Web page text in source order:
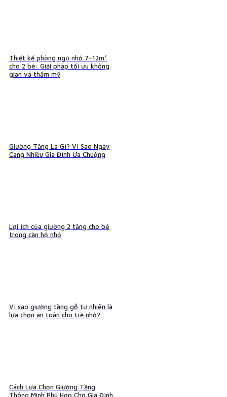
Thiết kế phòng ngủ nhỏ 7–12m²
cho 2 bé: Giải pháp tối ưu không
gian và thẩm mỹ
Giường Tầng Là Gì? Vì Sao Ngày
Càng Nhiều Gia Đình Ưa Chuộng
Lợi ích của giường 2 tầng cho bé
trong căn hộ nhỏ
Vì sao giường tầng gỗ tự nhiên là
lựa chọn an toàn cho trẻ nhỏ?
Cách Lựa Chọn Giường Tầng
Thông Minh Phù Hợp Cho Gia Đình